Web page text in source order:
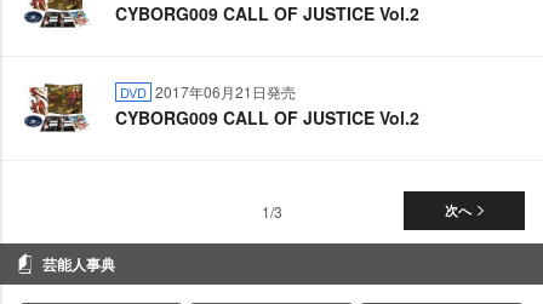
CYBORG009 CALL OF JUSTICE Vol.2
DVD 2017年06月21日発売
CYBORG009 CALL OF JUSTICE Vol.2
次へ
1/3
芸能人事典